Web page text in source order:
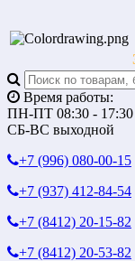
Время работы:
ПН-ПТ 08:30 - 17:30
СБ-ВС выходной
+7 (996) 080-00-15
+7 (937) 412-84-54
+7 (8412) 20-15-82
+7 (8412) 20-53-82